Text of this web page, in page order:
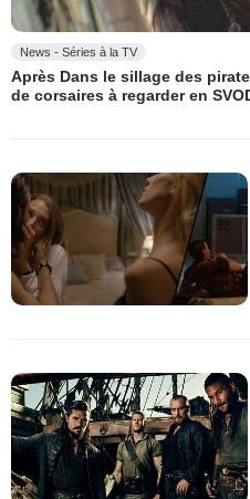
News - Séries à la TV
Après Dans le sillage des
de corsaires à regarder en